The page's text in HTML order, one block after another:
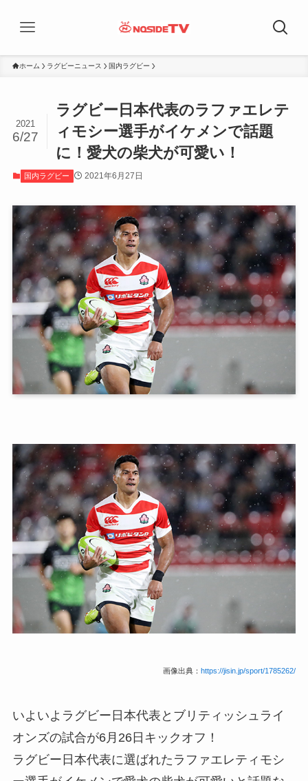
ホーム ラグビーニュース 国内ラグビー
ラグビー日本代表のラファエレテ
ィモシー選手がイケメンで話題
に！愛犬の柴犬が可愛い！
2021
6/27
国内ラグビー 2021年6月27日
画像出典：https://jisin.jp/sport/1785262/
いよいよラグビー日本代表とブリティッシュライ
オンズの試合が6月26日キックオフ！
ラグビー日本代表に選ばれたラファエレティモシ